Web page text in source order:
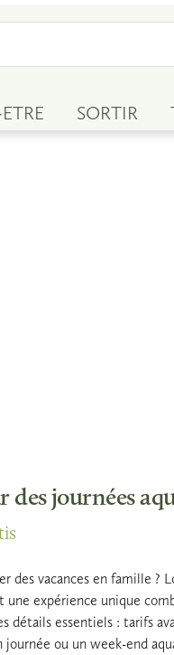
SORTIR
des journées
des vacances en famille
une expérience unique
détails essentiels : tarifs
ou un week-end